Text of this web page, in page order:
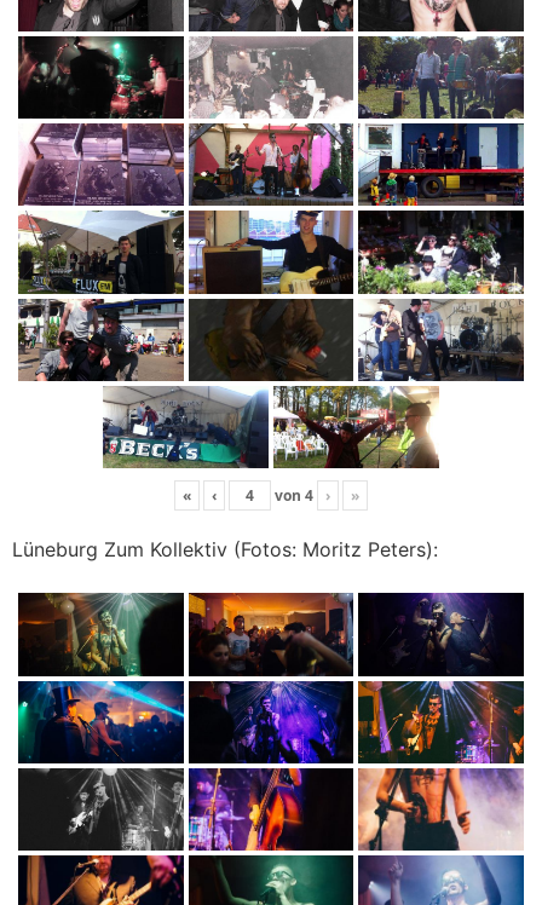
« ‹ von 4 › »
Lüneburg Zum Kollektiv (Fotos: Moritz Peters):